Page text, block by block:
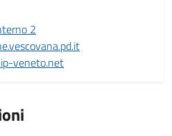
2
veneto.net